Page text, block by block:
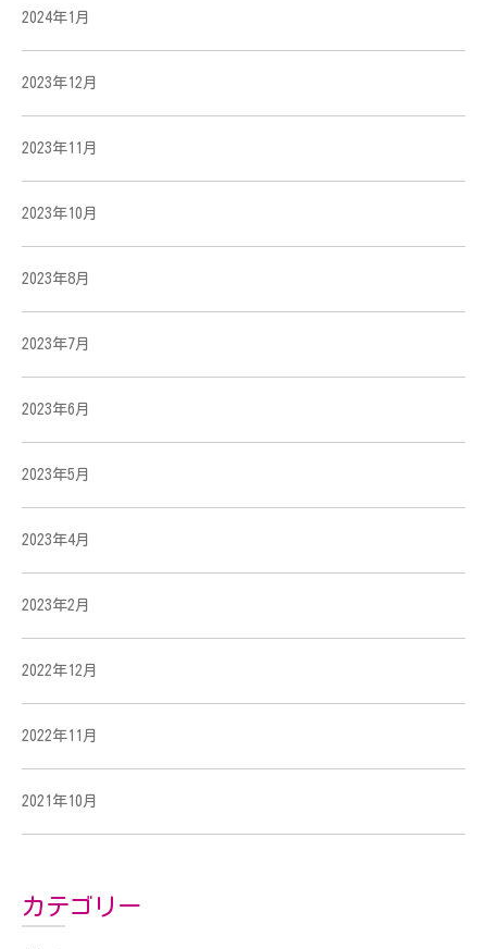
2024年1月
2023年12月
2023年11月
2023年10月
2023年8月
2023年7月
2023年6月
2023年5月
2023年4月
2023年2月
2022年12月
2022年11月
2021年10月
カテゴリー